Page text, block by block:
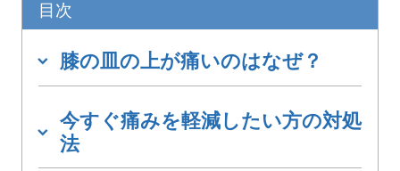
目次
膝の皿の上が痛いのはなぜ？
今すぐ痛みを軽減したい方の対処
法